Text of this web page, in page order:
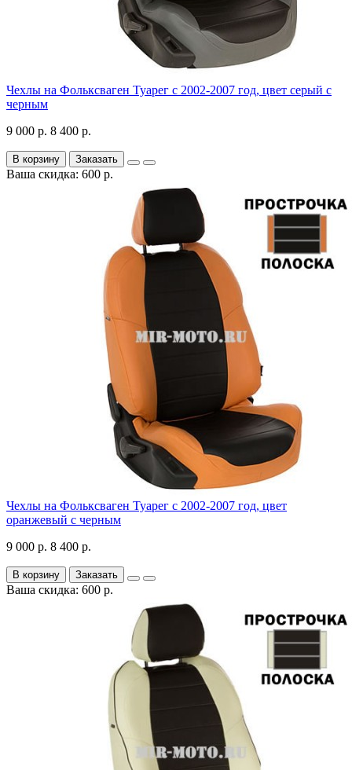
Чехлы на Фольксваген Туарег с 2002-2007 год, цвет серый с
черным
9 000 р. 8 400 р.
В корзину Заказать
Ваша скидка: 600 р.
Чехлы на Фольксваген Туарег с 2002-2007 год, цвет
оранжевый с черным
9 000 р. 8 400 р.
В корзину Заказать
Ваша скидка: 600 р.